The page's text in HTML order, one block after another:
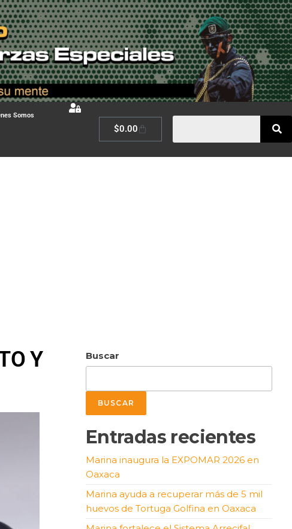
Somos
$0.00
Y
Buscar
BUSCAR
Entradas recientes
Marina inaugura la EXPOMAR 2026 en
Oaxaca
Marina ayuda a recuperar más de 5 mil
huevos de Tortuga Golfina en Oaxaca